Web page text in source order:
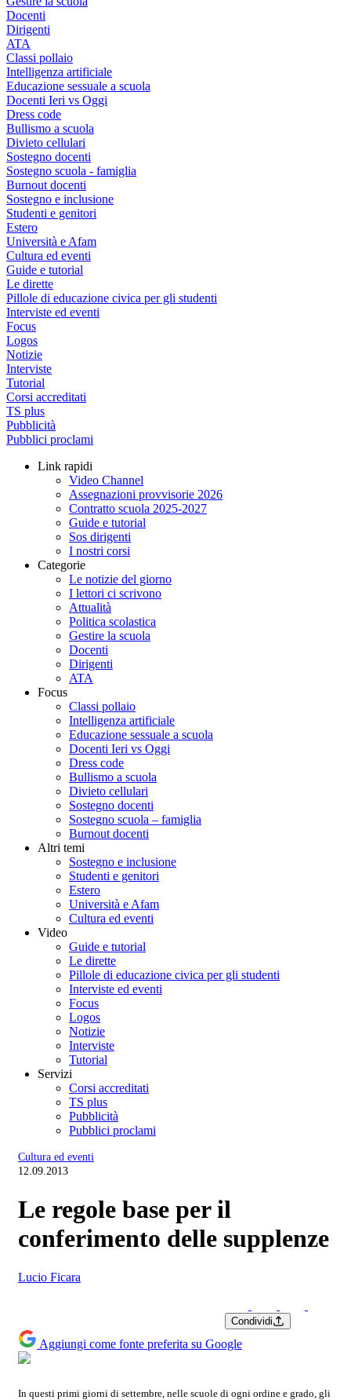
Docenti
Dirigenti
ATA
Classi pollaio
Intelligenza artificiale
Educazione sessuale a scuola
Docenti Ieri vs Oggi
Dress code
Bullismo a scuola
Divieto cellulari
Sostegno docenti
Sostegno scuola - famiglia
Burnout docenti
Sostegno e inclusione
Studenti e genitori
Estero
Università e Afam
Cultura ed eventi
Guide e tutorial
Le dirette
Pillole di educazione civica per gli studenti
Interviste ed eventi
Focus
Logos
Notizie
Interviste
Tutorial
Corsi accreditati
TS plus
Pubblicità
Pubblici proclami
Link rapidi
Video Channel
Assegnazioni provvisorie 2026
Contratto scuola 2025-2027
Guide e tutorial
Sos dirigenti
I nostri corsi
Categorie
Le notizie del giorno
I lettori ci scrivono
Attualità
Politica scolastica
Gestire la scuola
Docenti
Dirigenti
ATA
Focus
Classi pollaio
Intelligenza artificiale
Educazione sessuale a scuola
Docenti Ieri vs Oggi
Dress code
Bullismo a scuola
Divieto cellulari
Sostegno docenti
Sostegno scuola – famiglia
Burnout docenti
Altri temi
Sostegno e inclusione
Studenti e genitori
Estero
Università e Afam
Cultura ed eventi
Video
Guide e tutorial
Le dirette
Pillole di educazione civica per gli studenti
Interviste ed eventi
Focus
Logos
Notizie
Interviste
Tutorial
Servizi
Corsi accreditati
TS plus
Pubblicità
Pubblici proclami
Cultura ed eventi
12.09.2013
Le regole base per il
conferimento delle supplenze
Lucio Ficara
Condividi
Aggiungi come fonte preferita su Google
In questi primi giorni di settembre, nelle scuole di ogni ordine e grado, gli